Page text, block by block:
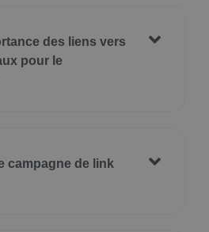
des liens vers
pour le
campagne de link